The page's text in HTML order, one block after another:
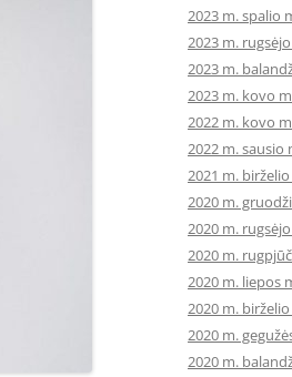
2023 m. spalio
2023 m.
2023 m.
2023 m. kovo
2022 m. kovo
2022 m. sausio
2021 m.
2020 m.
2020 m.
2020 m.
2020 m. liepos
2020 m.
2020 m.
2020 m.